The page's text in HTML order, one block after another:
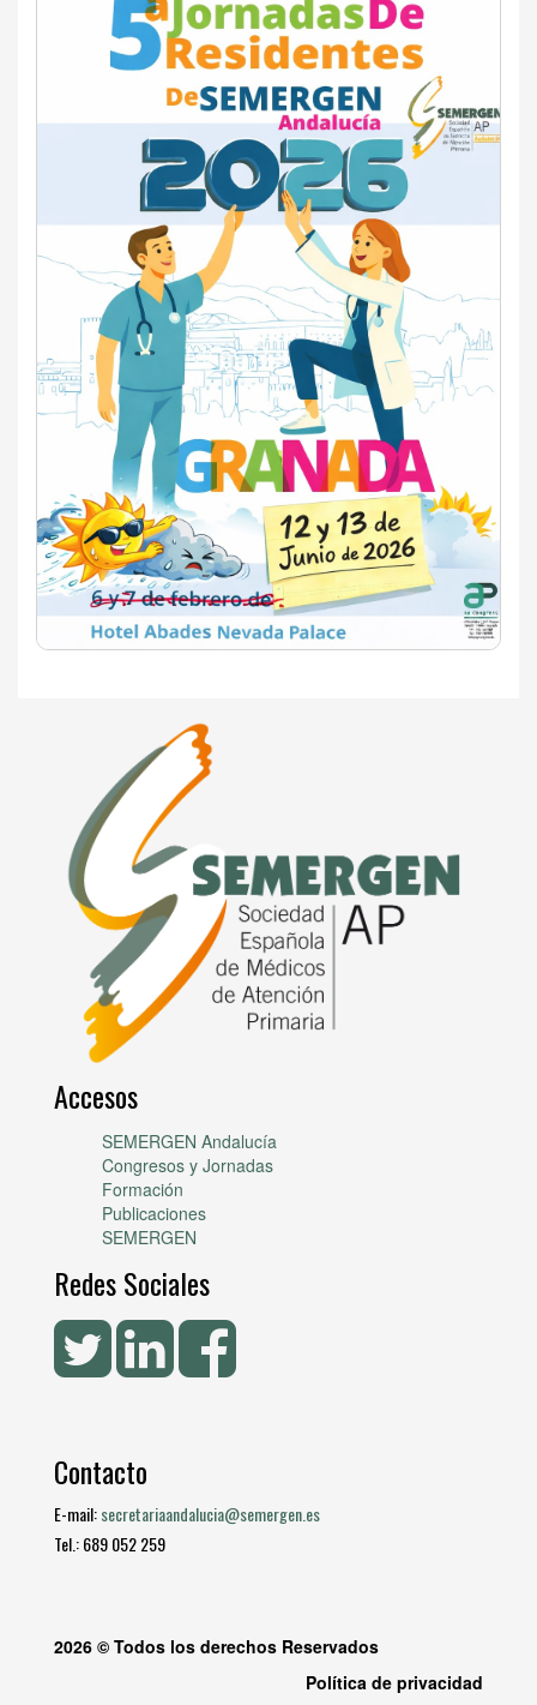
Accesos
SEMERGEN Andalucía
Congresos y Jornadas
Formación
Publicaciones
SEMERGEN
Redes Sociales
Contacto
E-mail:secretariaandalucia@semergen.es
Tel.: 689 052 259
2026 © Todos los derechos Reservados
Política de privacidad